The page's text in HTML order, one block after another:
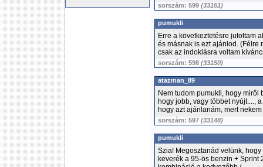
sorszám: 599 (33151)
pumukli
Erre a következtetésre jutottam
és másnak is ezt ajánlod. (Félre
csak az indoklásra voltam
sorszám: 598 (33150)
atazman_89
Nem tudom pumukli, hogy miről
hogy jobb, vagy többet nyújt....,
hogy azt ajánlanám, mert
sorszám: 597 (33148)
pumukli
Szia! Megosztanád velünk,
keverék a 95-ös benzin + Sprint